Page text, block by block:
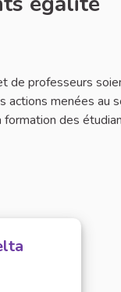
de professeurs
menées au
des